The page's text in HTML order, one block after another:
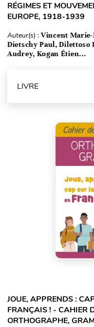
RÉGIMES ET
EUROPE, 1918-1939
Auteur(s) : Vincent
Dietschy Paul, Dilettoso
Audrey, Kogan Étien...
LIVRE
JOUE, APPRENDS :
FRANÇAIS ! - CAHIER
ORTHOGRAPHE,